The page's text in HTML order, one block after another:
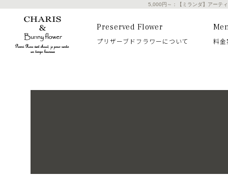
5,000円～：【ミランダ】アーテ
Preserved Flower
プリザーブドフラワーについて 料